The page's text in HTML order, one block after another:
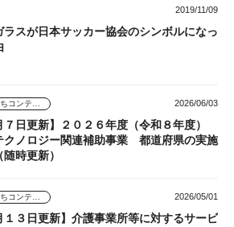
2019/11/09
ラスが日本サッカー協会のシンボルになっ
2026/06/03
７日更新】２０２６年度（令和８年度）
クノロジー関連補助事業 都道府県の実施
時更新）
2026/05/01
１３日更新】介護事業所等に対するサービ